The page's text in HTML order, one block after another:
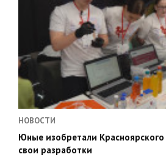
НОВОСТИ
Юные изобретали
свои разработки